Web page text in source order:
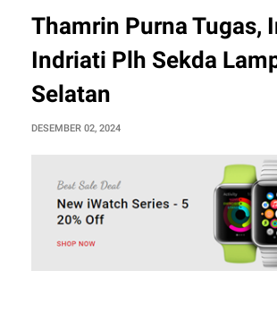
Thamrin Purna Tugas,
Indriati Plh Sekda
Selatan
DESEMBER 02, 2024